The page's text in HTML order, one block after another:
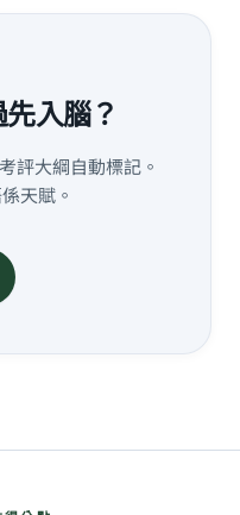
入腦？
評大綱自動標記。
天賦。